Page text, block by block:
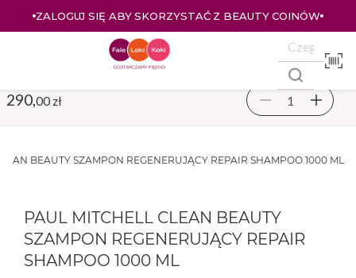
ZALOGUJ SIĘ I KUPUJ TANIEJ – AŻ 33% ZNIŻKI
BEAUTY SZAMPON REGENERUJĄCY REPAIR SHAMPOO 1000 ML
PAUL MITCHELL CLEAN BEAUTY
SZAMPON REGENERUJĄCY REPAIR
SHAMPOO 1000 ML
290, 00 zł